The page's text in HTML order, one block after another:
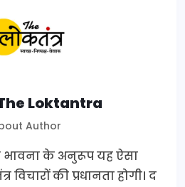
Loktantra
Author
के अनुरूप यह ऐसा
विचारों की प्रधानता होगी। द